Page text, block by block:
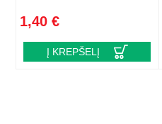
1,40 €
Į KREPŠELĮ